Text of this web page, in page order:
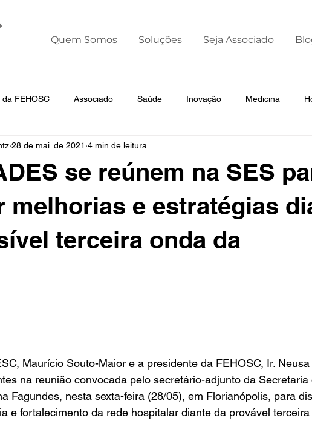
Quem Somos Soluções Seja Associado
da FEHOSC Associado Saúde Inovação Medicina
Liderança Dia Mundial da Prematuridade
se reúnem na SES
melhorias e estratégias
terceira onda da
28 de mai. de 2021 4 min de leitura
Maurício Souto-Maior e a presidente da FEHOSC, Ir. Neusa
na reunião convocada pelo secretário-adjunto da Secretaria
Fagundes, nesta sexta-feira (28/05), em Florianópolis, para
e fortalecimento da rede hospitalar diante da provável